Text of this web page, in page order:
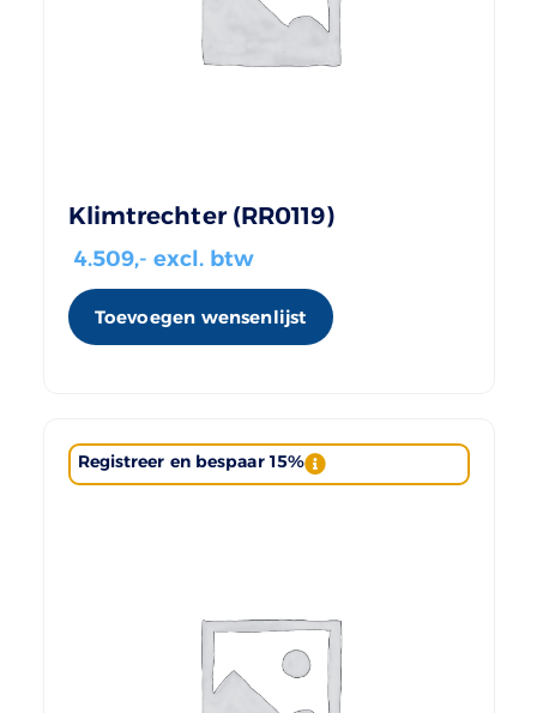
Klimtrechter (RR0119)
4.509,- excl. btw
Toevoegen wensenlijst
Registreer en bespaar 15%